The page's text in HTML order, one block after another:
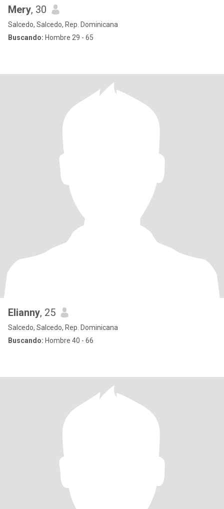
Mery, 30
Salcedo, Salcedo, Rep. Dominicana
Buscando: Hombre 29 - 65
Elianny, 25
Salcedo, Salcedo, Rep. Dominicana
Buscando: Hombre 40 - 66